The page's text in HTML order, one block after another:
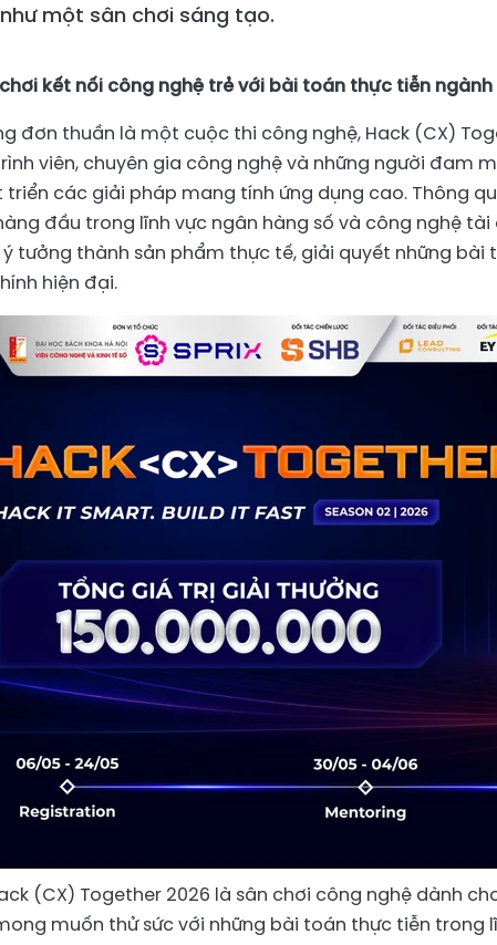
một sân chơi sáng tạo.
kết nối công nghệ trẻ với bài toán thực tiễn
đơn thuần là một cuộc thi công nghệ, Hack (CX)
viên, chuyên gia công nghệ và những người đam
triển các giải pháp mang tính ứng dụng cao. Thông
đầu trong lĩnh vực ngân hàng số và công nghệ
ý tưởng thành sản phẩm thực tế, giải quyết những
hiện đại.
(CX) Together 2026 là sân chơi công nghệ dành
muốn thử sức với những bài toán thực tiễn trong